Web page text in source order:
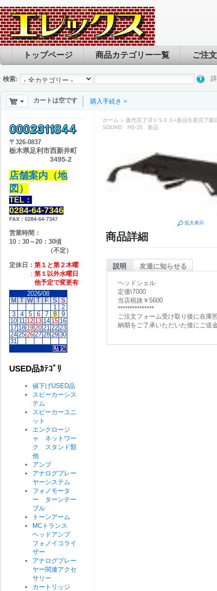
トップページ 商品カテゴリー一覧 ご注
検索:
カートは空です 購入手続き
ホーム
販売完了済ＵＳＥＤ+新品生産完了製
SOUND HS-25 新品
拡大表示
商品詳細
説明 友達に知らせる
ヘッドシェル
定価\7000
当店税抜￥5600
***************
ご注文フォーム受け取り後に在庫
納期をご了承いただいた後にご送
〒 326-0837
栃木県足利市西新井町
3495-2
店舗案内（地
図）
TEL：
0284-64-7346
FAX：0284-64-7347
営業時間：
10：30～20：30頃
（不定）
定休日： 第１と第２木曜
： 第１以外水曜日
他予定で変更有
2026/08
M T W T F S S
1
2
3
4 5 6 7 8
9
10 11 12 13 14 15 16
17 18 19 20 21 22 23
24 25 26 27 28 29 30
31
USED品ｶﾃｺﾞﾘ
値下げUSED品
スピーカーシス
テム
スピーカーユニ
ット
エンクロージ
ャ ネットワー
ク スタンド類
他
アンプ
アナログプレー
ヤーシステム
フォノモータ
ー ターンテー
ブル
トーンアーム
MCトランス
ヘッドアンプ
フォノイコライ
ザー
アナログプレー
ヤー関連アクセ
サリー
カートリッジ